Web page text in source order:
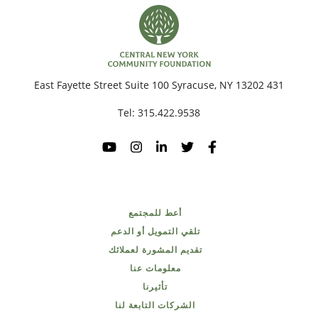
431 East Fayette Street Suite 100 Syracuse, NY 13202
Tel: 315.422.9538
أعط للمجتمع
تلقي التمويل أو الدعم
تقديم المشورة لعملائك
معلومات عنا
تأثيرنا
الشركات التابعة لنا